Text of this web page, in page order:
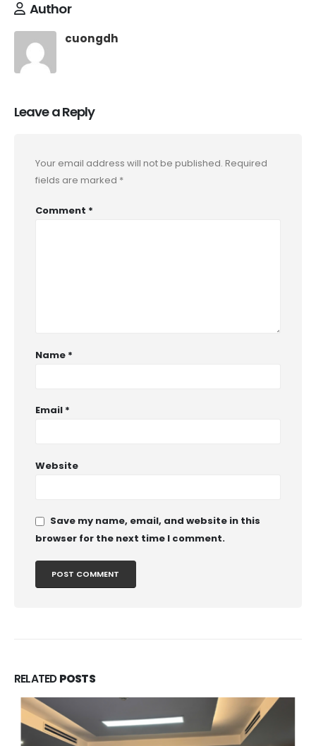
Author
cuongdh
Leave a Reply
Your email address will not be published. Required
fields are marked *
Comment *
Name *
Email *
Website
Save my name, email, and website in this
browser for the next time I comment.
RELATEDPOSTS